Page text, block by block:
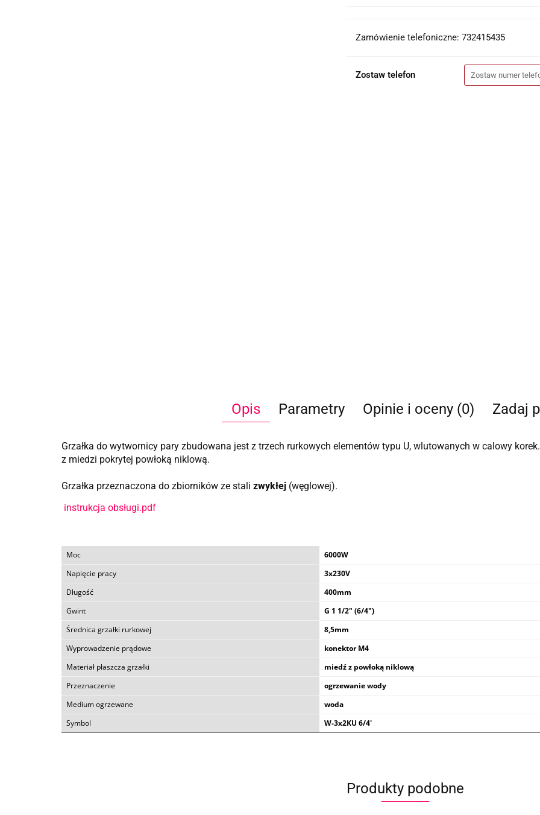
Zamówienie telefoniczne: 732415435
Zostaw telefon
Opis Parametry Opinie i oceny (0) Zadaj
Grzałka do wytwornicy pary zbudowana jest z trzech rurkowych elementów typu U, wlutowanych w calowy
z miedzi pokrytej powłoką niklową.
Grzałka przeznaczona do zbiorników ze stali zwykłej (węglowej).
instrukcja obsługi.pdf
Moc
6000W
Napięcie pracy
3x230V
Długość
400mm
Gwint
G 1 1/2" (6/4")
Średnica grzałki rurkowej
8,5mm
Wyprowadzenie prądowe
konektor M4
Materiał płaszcza grzałki
miedź z powłoką niklową
Przeznaczenie
ogrzewanie wody
Medium ogrzewane
woda
Symbol
W-3x2KU 6/4'
Produkty podobne